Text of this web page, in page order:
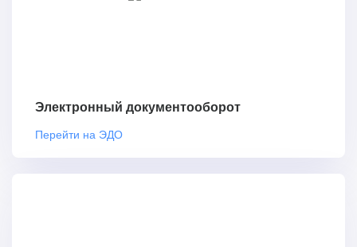
Электронный документооборот
Перейти на ЭДО